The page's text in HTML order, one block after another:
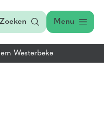
Zoeken Menu
Westerbeke